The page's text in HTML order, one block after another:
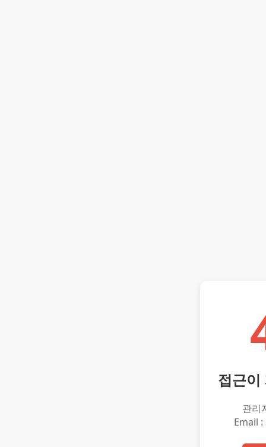
접근이
관리
Email